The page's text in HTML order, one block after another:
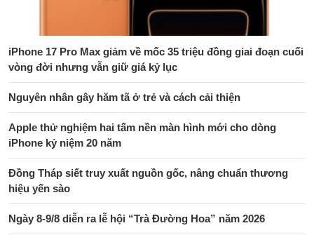
iPhone 17 Pro Max giảm về mốc 35 triệu đồng giai đoạn cuối
vòng đời nhưng vẫn giữ giá kỷ lục
Nguyên nhân gây hăm tã ở trẻ và cách cải thiện
Apple thử nghiệm hai tấm nền màn hình mới cho dòng
iPhone kỷ niệm 20 năm
Đồng Tháp siết truy xuất nguồn gốc, nâng chuẩn thương
hiệu yến sào
Ngày 8-9/8 diễn ra lễ hội “Trà Đường Hoa” năm 2026